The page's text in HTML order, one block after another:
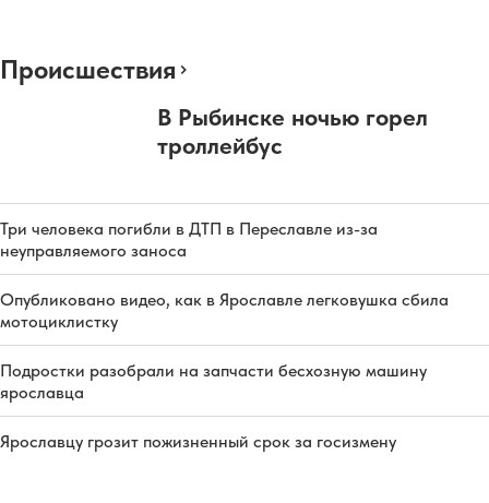
Происшествия
В Рыбинске ночью горел
троллейбус
Три человека погибли в ДТП в Переславле из-за
неуправляемого заноса
Опубликовано видео, как в Ярославле легковушка сбила
мотоциклистку
Подростки разобрали на запчасти бесхозную машину
ярославца
Ярославцу грозит пожизненный срок за госизмену